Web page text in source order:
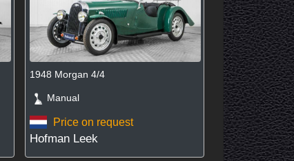
1948 Morgan 4/4
Manual
Price on request
Hofman Leek